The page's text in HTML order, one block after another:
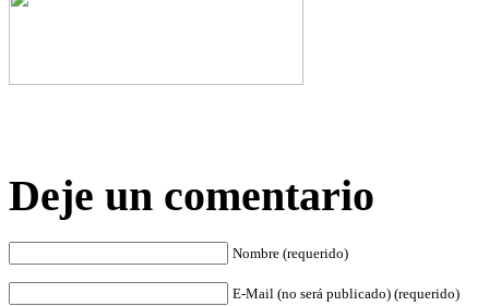
Deje un comentario
Nombre (requerido)
E-Mail (no será publicado) (requerido)